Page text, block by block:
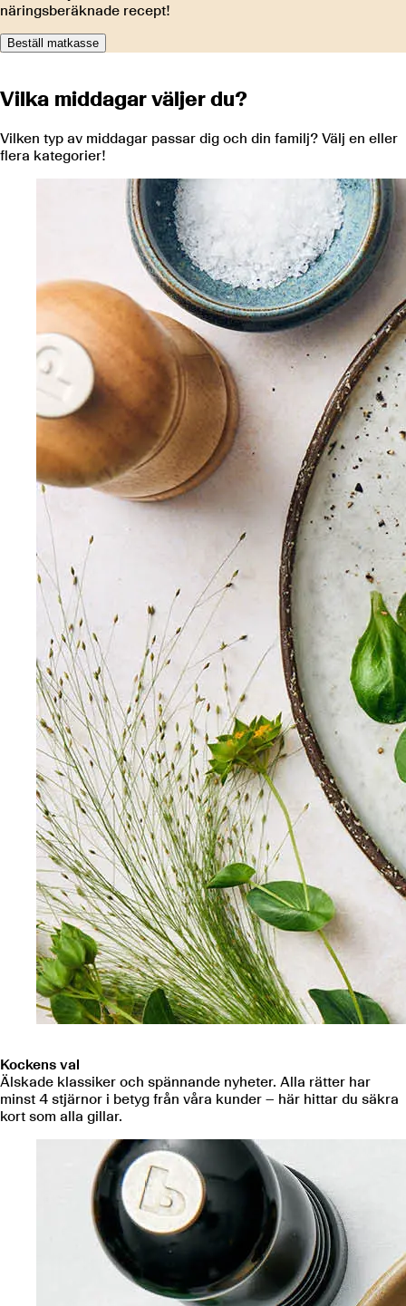
näringsberäknade recept!
Beställ matkasse
Vilka middagar väljer du?
Vilken typ av middagar passar dig och din familj? Välj en eller
flera kategorier!
Kockens val
Älskade klassiker och spännande nyheter. Alla rätter har
minst 4 stjärnor i betyg från våra kunder – här hittar du säkra
kort som alla gillar.